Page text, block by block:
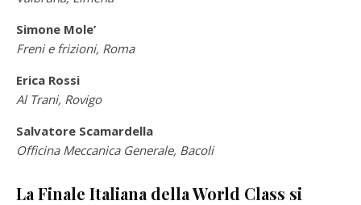
Simone Mole’
Freni e frizioni, Roma
Erica Rossi
Al Trani, Rovigo
Salvatore Scamardella
Officina Meccanica Generale, Bacoli
La Finale Italiana della World Class si